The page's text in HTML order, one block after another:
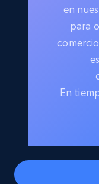
en
para
En